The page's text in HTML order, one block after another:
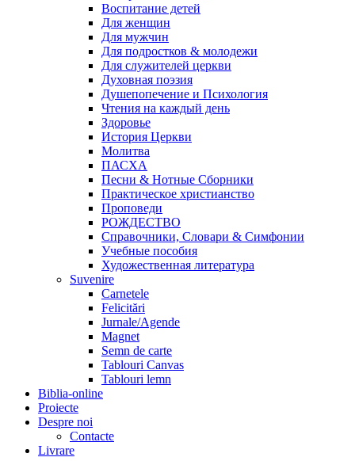
Воспитание детей
Для женщин
Для мужчин
Для подростков & молодежи
Для служителей церкви
Духовная поэзия
Душепопечение и Психология
Чтения на каждый день
Здоровье
История Церкви
Молитва
ПАСХА
Песни & Нотные Сборники
Практическое христианство
Проповеди
РОЖДЕСТВО
Справочники, Словари & Симфонии
Учебные пособия
Художественная литература
Suvenire
Carnetele
Felicitări
Jurnale/Agende
Magnet
Semn de carte
Tablouri Canvas
Tablouri lemn
Biblia-online
Proiecte
Despre noi
Contacte
Livrare